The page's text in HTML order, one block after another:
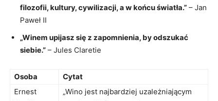
filozofii, kultury,⁣ cywilizacji, a w końcu światła.” – Jan
Paweł II
„Winem upijasz się z ⁣zapomnienia, by odszukać
siebie.” – Jules​ Claretie
Osoba
Cytat
Ernest
„Wino jest najbardziej ⁤uzależniającym